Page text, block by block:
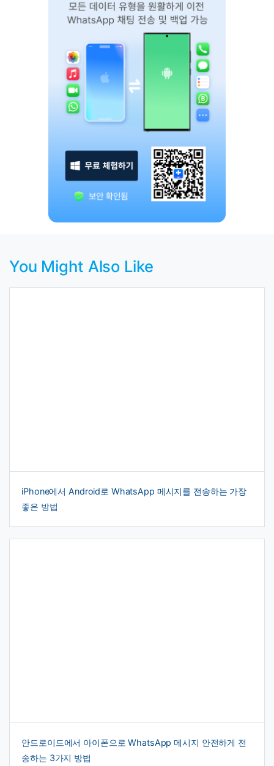
You Might Also Like
iPhone에서 Android로 WhatsApp 메시지를 전송하는 가장
좋은 방법
안드로이드에서 아이폰으로 WhatsApp 메시지 안전하게 전
송하는 3가지 방법